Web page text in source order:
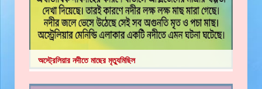
অস্ট্রেলিয়ার নদীতে মাছের মৃত্যুমিছিল